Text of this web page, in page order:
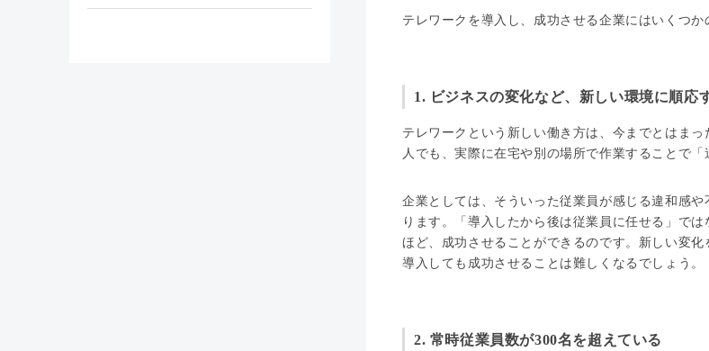
テレワークを導入し、成功させる企業にはいくつ
1. ビジネスの変化など、新しい環境に順応
テレワークという新しい働き方は、今までとはま
人でも、実際に在宅や別の場所で作業することで
企業としては、そういった従業員が感じる違和感
ります。「導入したから後は従業員に任せる」で
ほど、成功させることができるのです。新しい変
導入しても成功させることは難しくなるでしょう。
2. 常時従業員数が300名を超えている